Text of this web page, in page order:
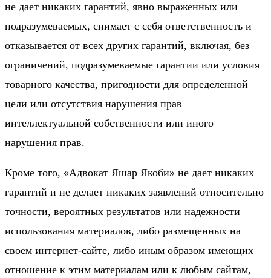
не дает никаких гарантий, явно выраженных или
подразумеваемых, снимает с себя ответственность и
отказывается от всех других гарантий, включая, без
ограничений, подразумеваемые гарантии или условия
товарного качества, пригодности для определенной
цели или отсутствия нарушения прав
интеллектуальной собственности или иного
нарушения прав.
Кроме того, «Адвокат Яшар Якоби» не дает никаких
гарантий и не делает никаких заявлений относительно
точности, вероятных результатов или надежности
использования материалов, либо размещенных на
своем интернет-сайте, либо иным образом имеющих
отношение к этим материалам или к любым сайтам,